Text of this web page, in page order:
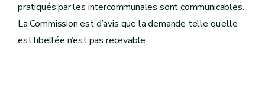
pratiqués par les intercommunales sont communicables.
La Commission est d’avis que la demande telle qu’elle
est libellée n’est pas recevable.